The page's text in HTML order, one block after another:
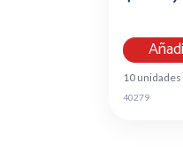
10 unidades
40279